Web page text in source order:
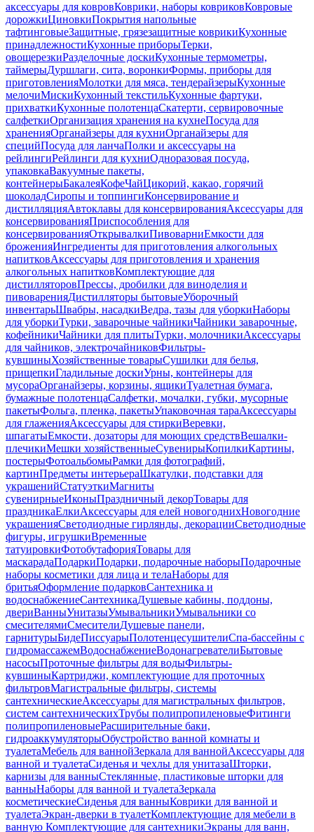
аксессуары для ковровКоврики, наборы ковриковКовровые
дорожкиЦиновкиПокрытия напольные
тафтинговыеЗащитные, грязезащитные коврикиКухонные
принадлежностиКухонные приборыТерки,
овощерезкиРазделочные доскиКухонные термометры,
таймерыДуршлаги, сита, воронкиФормы, приборы для
приготовленияМолотки для мяса, тендерайзерыКухонные
мелочиМискиКухонный текстильКухонные фартуки,
прихваткиКухонные полотенцаСкатерти, сервировочные
салфеткиОрганизация хранения на кухнеПосуда для
храненияОрганайзеры для кухниОрганайзеры для
специйПосуда для ланчаПолки и аксессуары на
рейлингиРейлинги для кухниОдноразовая посуда,
упаковкаВакуумные пакеты,
контейнерыБакалеяКофеЧайЦикорий, какао, горячий
шоколадСиропы и топпингиКонсервирование и
дистилляцияАвтоклавы для консервированияАксессуары для
консервированияПриспособления для
консервированияОткрывалкиПивоварниЕмкости для
броженияИнгредиенты для приготовления алкогольных
напитковАксессуары для приготовления и хранения
алкогольных напитковКомплектующие для
дистилляторовПрессы, дробилки для виноделия и
пивоваренияДистилляторы бытовыеУборочный
инвентарьШвабры, насадкиВедра, тазы для уборкиНаборы
для уборкиТурки, заварочные чайникиЧайники заварочные,
кофейникиЧайники для плитыТурки, молочникиАксессуары
для чайников, электрочайниковФильтры-
кувшиныХозяйственные товарыСушилки для белья,
прищепкиГладильные доскиУрны, контейнеры для
мусораОрганайзеры, корзины, ящикиТуалетная бумага,
бумажные полотенцаСалфетки, мочалки, губки, мусорные
пакетыФольга, пленка, пакетыУпаковочная тараАксессуары
для глаженияАксессуары для стиркиВеревки,
шпагатыЕмкости, дозаторы для моющих средствВешалки-
плечикиМешки хозяйственныеСувенирыКопилкиКартины,
постерыФотоальбомыРамки для фотографий,
картинПредметы интерьераШкатулки, подставки для
украшенийСтатуэткиМагниты
сувенирныеИконыПраздничный декорТовары для
праздникаЕлкиАксессуары для елей новогоднихНовогодние
украшенияСветодиодные гирлянды, декорацииСветодиодные
фигуры, игрушкиВременные
татуировкиФотобутафорияТовары для
маскарадаПодаркиПодарки, подарочные наборыПодарочные
наборы косметики для лица и телаНаборы для
бритьяОформление подарковСантехника и
водоснабжениеСантехникаДушевые кабины, поддоны,
двериВанныУнитазыУмывальникиУмывальники со
смесителямиСмесителиДушевые панели,
гарнитурыБидеПиссуарыПолотенцесушителиСпа-бассейны с
гидромассажемВодоснабжениеВодонагревателиБытовые
насосыПроточные фильтры для водыФильтры-
кувшиныКартриджи, комплектующие для проточных
фильтровМагистральные фильтры, системы
сантехническиеАксессуары для магистральных фильтров,
систем сантехническихТрубы полипропиленовыеФитинги
полипропиленовыеРасширительные баки,
гидроаккумуляторыОбустройство ванной комнаты и
туалетаМебель для ваннойЗеркала для ваннойАксессуары для
ванной и туалетаСиденья и чехлы для унитазаШторки,
карнизы для ванныСтеклянные, пластиковые шторки для
ванныНаборы для ванной и туалетаЗеркала
косметическиеСиденья для ванныКоврики для ванной и
туалетаЭкран-дверки в туалетКомплектующие для мебели в
ванную Комплектующие для сантехникиЭкраны для ванн,